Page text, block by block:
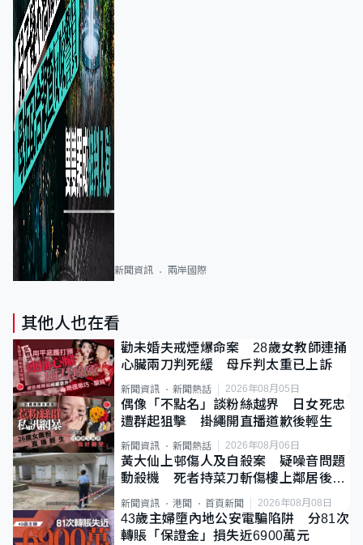
新聞資訊 兩岸國際
其他人也在看
勸未婚夫戒煙爆命案 28歲女教師連捅
心臟兩刀判死緩 母斥判太重已上訴
新聞資訊 新聞熱話 2026年08月05日
偶像「不點名」談粉絲越界 日女死忠
遭群起狙擊 掛繩開直播道歉後輕生
新聞資訊 新聞熱話 2026年08月06日
黃大仙上邨傷人及自殺案 疑噪音問題
動殺機 死者持菜刀斬傷樓上鄰居後墮
新聞資訊 港聞 首頁新聞 2026年08月08日
43歲主婦墮內地公安電騙陷阱 分81次
轉賬「保證金」損失近6900萬元